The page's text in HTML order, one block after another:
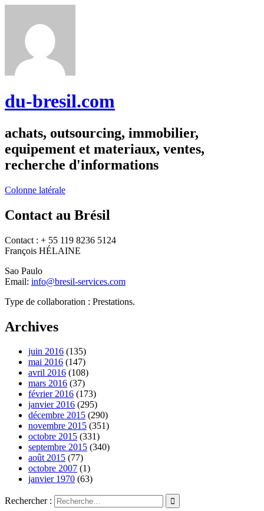
du-bresil.com
achats, outsourcing, immobilier,
equipement et materiaux, ventes,
recherche d'informations
Colonne latérale
Contact au Brésil
Contact : + 55 119 8236 5124
François HÉLAINE
Sao Paulo
Email: info@bresil-services.com
Type de collaboration : Prestations.
Archives
juin 2016 (135)
mai 2016 (147)
avril 2016 (108)
mars 2016 (37)
février 2016 (173)
janvier 2016 (295)
décembre 2015 (290)
novembre 2015 (351)
octobre 2015 (331)
septembre 2015 (340)
août 2015 (77)
octobre 2007 (1)
janvier 1970 (63)
Rechercher :